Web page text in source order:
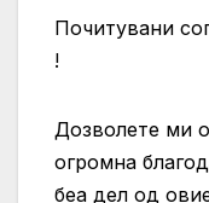
Почитувани
!
Дозволете ми
огромна
беа дел од